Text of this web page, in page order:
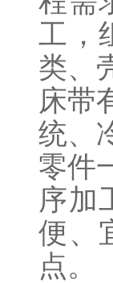
工，
类、
床带
统、
零件
序加
便、
点。